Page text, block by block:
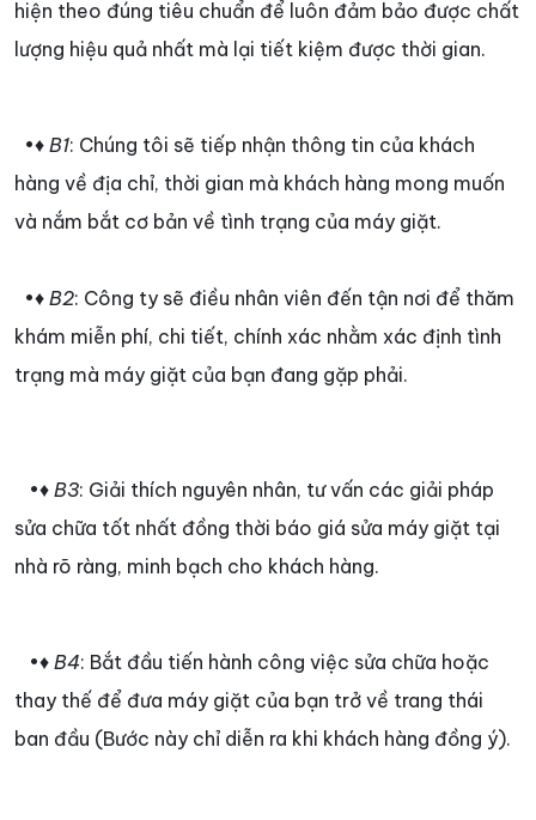
hiện theo đúng tiêu chuẩn để luôn đảm bảo được chất
lượng hiệu quả nhất mà lại tiết kiệm được thời gian.
•♦ B1: Chúng tôi sẽ tiếp nhận thông tin của khách
hàng về địa chỉ, thời gian mà khách hàng mong muốn
và nắm bắt cơ bản về tình trạng của máy giặt.
•♦ B2: Công ty sẽ điều nhân viên đến tận nơi để thăm
khám miễn phí, chi tiết, chính xác nhằm xác định tình
trạng mà máy giặt của bạn đang gặp phải.
•♦ B3: Giải thích nguyên nhân, tư vấn các giải pháp
sửa chữa tốt nhất đồng thời báo giá sửa máy giặt tại
nhà rõ ràng, minh bạch cho khách hàng.
•♦ B4: Bắt đầu tiến hành công việc sửa chữa hoặc
thay thế để đưa máy giặt của bạn trở về trang thái
ban đầu (Bước này chỉ diễn ra khi khách hàng đồng ý).